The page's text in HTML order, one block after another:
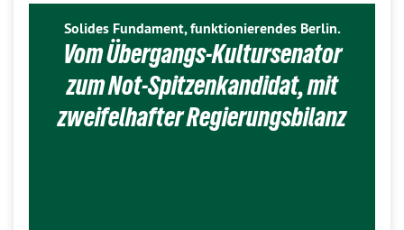
Solides Fundament, funktionierendes Berlin.
Vom Übergangs-Kultursenator
zum Not-Spitzenkandidat, mit
zweifelhafter Regierungsbilanz